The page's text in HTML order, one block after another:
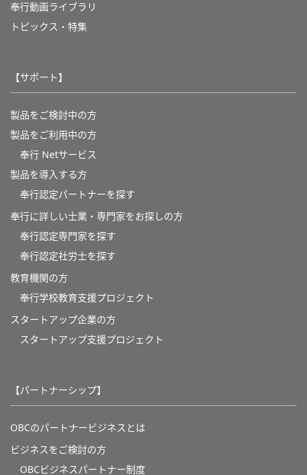
奉行動画ライブラリ
トピックス・特集
【サポート】
製品をご検討中の方
製品をご利用中の方
奉行 Netサービス
製品を導入する方
奉行認定パートナーを探す
奉行に詳しい士業・専門家をお探しの方
奉行認定専門家を探す
奉行認定社労士を探す
教育機関の方
奉⾏学校教育⽀援プロジェクト
スタートアップ企業の方
スタートアップ支援プロジェクト
【パートナーシップ】
OBCのパートナービジネスとは
ビジネスをご検討の方
OBCビジネスパートナー制度